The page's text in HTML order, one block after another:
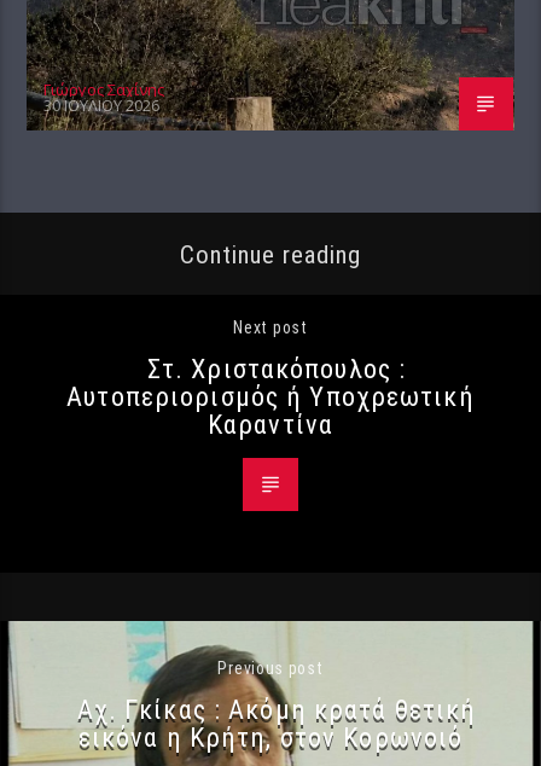
Γιώργος Σαχίνης
30 ΙΟΥΛΊΟΥ 2026
Continue reading
Next post
Στ. Χριστακόπουλος :
Αυτοπεριορισμός ή Υποχρεωτική
Καραντίνα
Previous post
Αχ. Γκίκας : Ακόμη κρατά θετική
εικόνα η Κρήτη, στον Κορωνοιό